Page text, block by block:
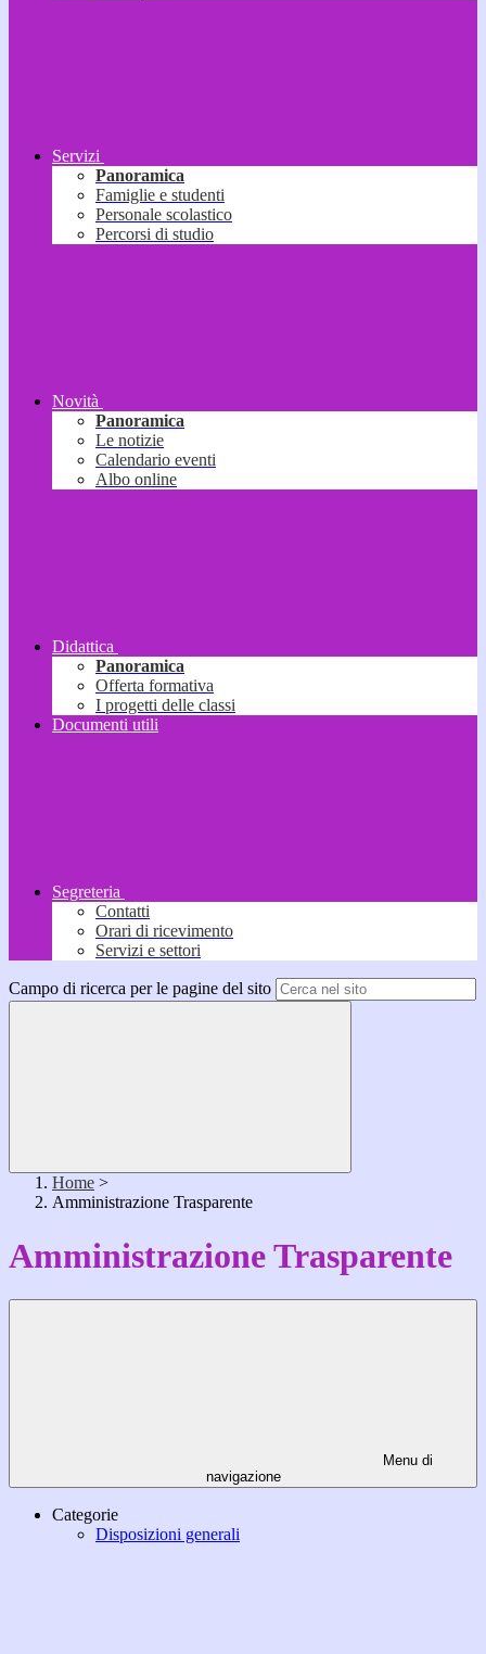
Servizi
Panoramica
Famiglie e studenti
Personale scolastico
Percorsi di studio
Novità
Panoramica
Le notizie
Calendario eventi
Albo online
Didattica
Panoramica
Offerta formativa
I progetti delle classi
Documenti utili
Segreteria
Contatti
Orari di ricevimento
Servizi e settori
Campo di ricerca per le pagine del sito
Home >
Amministrazione Trasparente
Amministrazione Trasparente
Menu di
navigazione
Categorie
Disposizioni generali